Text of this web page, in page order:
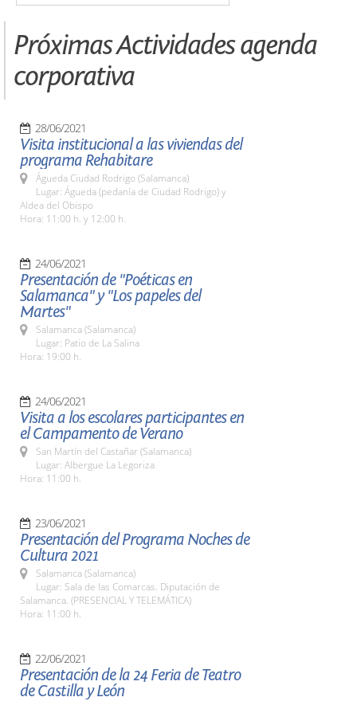
Próximas Actividades agenda
corporativa
28/06/2021
Visita institucional a las viviendas del
programa Rehabitare
Águeda Ciudad Rodrigo (Salamanca)
Lugar: Águeda (pedanía de Ciudad Rodrigo) y
Aldea del Obispo
Hora: 11:00 h. y 12:00 h.
24/06/2021
Presentación de "Poéticas en
Salamanca" y "Los papeles del
Martes"
Salamanca (Salamanca)
Lugar: Patio de La Salina
Hora: 19:00 h.
24/06/2021
Visita a los escolares participantes en
el Campamento de Verano
San Martín del Castañar (Salamanca)
Lugar: Albergue La Legoriza
Hora: 11:00 h.
23/06/2021
Presentación del Programa Noches de
Cultura 2021
Salamanca (Salamanca)
Lugar: Sala de las Comarcas. Diputación de
Salamanca. (PRESENCIAL Y TELEMÁTICA)
Hora: 11:00 h.
22/06/2021
Presentación de la 24 Feria de Teatro
de Castilla y León